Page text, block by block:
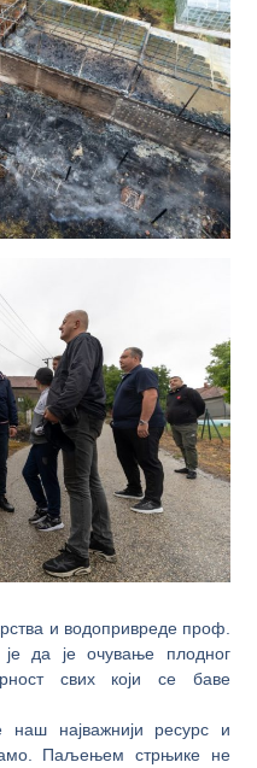
и водопривреде проф.
да је очување плодног
свих који се баве
наш најважнији ресурс и
Паљењем стрњике не